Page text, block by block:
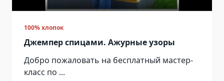
100% хлопок
Джемпер спицами. Ажурные узоры
Добро пожаловать на бесплатный мастер-
класс по ...